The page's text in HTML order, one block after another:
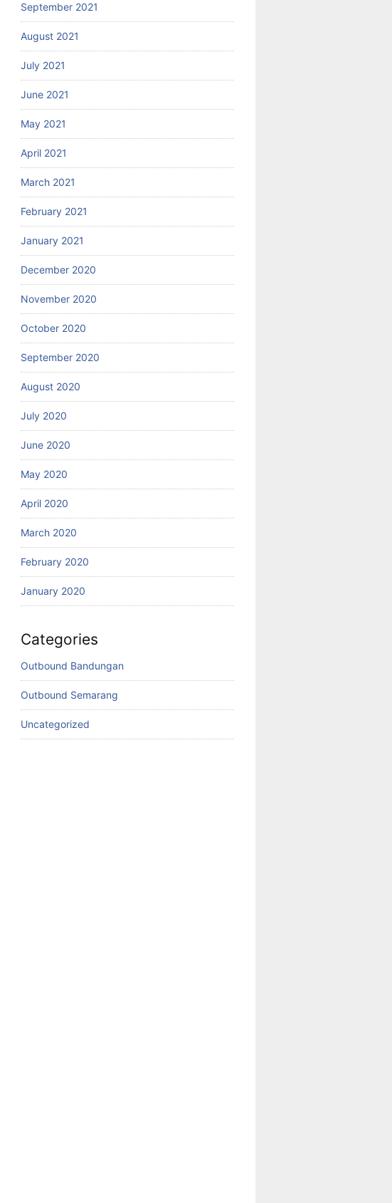
September 2021
August 2021
July 2021
June 2021
May 2021
April 2021
March 2021
February 2021
January 2021
December 2020
November 2020
October 2020
September 2020
August 2020
July 2020
June 2020
May 2020
April 2020
March 2020
February 2020
January 2020
Categories
Outbound Bandungan
Outbound Semarang
Uncategorized